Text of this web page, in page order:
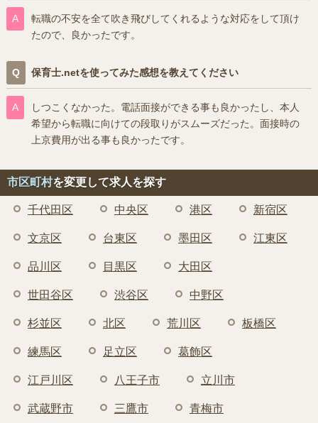
転職の不安を全て吹き飛びしてくれるような対応をして頂け
たので、良かったです。
保育士.netを使ってみた感想を教えてください
しつこくなかった。電話面接ができる事も良かったし、本人
希望から転職に向けての段取りがスムーズだった。面接時の
上京費用が出る事も良かったです。
市区町村を変更して求人を探す
千代田区 中央区 港区 新宿区
文京区 台東区 墨田区 江東区
品川区 目黒区 大田区
世田谷区 渋谷区 中野区
杉並区 北区 荒川区 板橋区
練馬区 足立区 葛飾区
江戸川区 八王子市 立川市
武蔵野市 三鷹市 青梅市